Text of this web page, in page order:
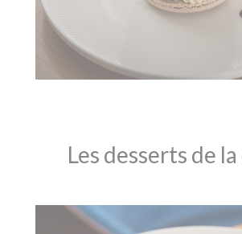
Les desserts de